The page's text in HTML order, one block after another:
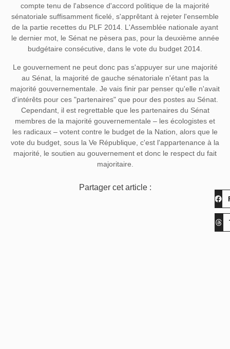
compte tenu de l'absence d'accord politique de la majorité
sénatoriale suffisamment ficelé, s'apprêtant à rejeter l'ensemble
de la partie recettes du PLF 2014. L'Assemblée nationale ayant
le dernier mot, le Sénat ne pèsera pas, pour la deuxième année
budgétaire consécutive, dans le vote du budget 2014.
Le gouvernement ne peut donc pas s'appuyer sur une majorité
au Sénat, la majorité de gauche sénatoriale n'étant pas la
majorité gouvernementale. Je vais finir par penser qu'elle n'avait
d'intérêts pour ces "partenaires" que pour des postes au Sénat.
Cependant, il est regrettable que les partenaires du Sénat
membres de la majorité gouvernementale – les écologistes et
les radicaux – votent contre le budget de la Nation, alors que le
vote du budget, sous la Ve République, c'est l'appartenance à la
majorité, le soutien au gouvernement et donc le respect du fait
majoritaire.
Partager cet article :